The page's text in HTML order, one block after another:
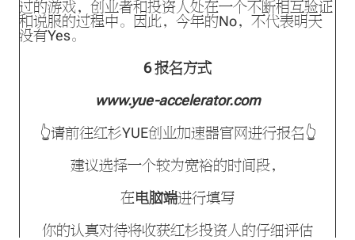
过的游戏，创业者和投资人处在一个不断相互验证
和说服的过程中。因此，今年的No，不代表明天
没有Yes。
6 报名方式
www.yue-accelerator.com
👆请前往红杉YUE创业加速器官网进行报名👆
建议选择一个较为宽裕的时间段，
在电脑端进行填写
你的认真对待将收获红杉投资人的仔细评估